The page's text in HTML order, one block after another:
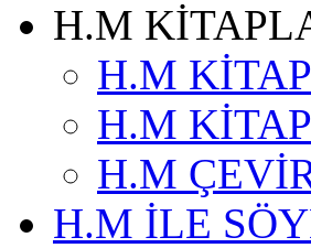
H.M
H.M
H.M
H.M
H.M İLE